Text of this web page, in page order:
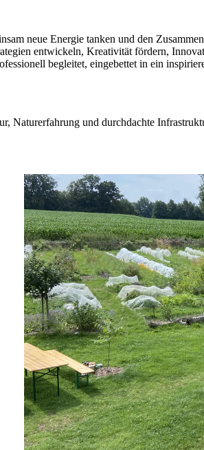
neue Energie tanken und den
entwickeln, Kreativität fördern,
begleitet, eingebettet in ein
Naturerfahrung und durchdachte